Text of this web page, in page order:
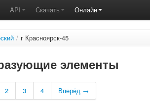
API Скачать Онлайн
/ г Красноярск-45
элементы
2 3 4 Вперёд →